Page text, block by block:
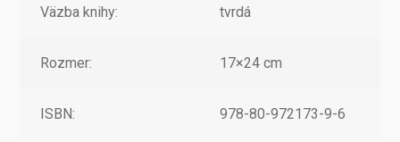
Väzba knihy: tvrdá
Rozmer: 17×24 cm
ISBN: 978-80-972173-9-6